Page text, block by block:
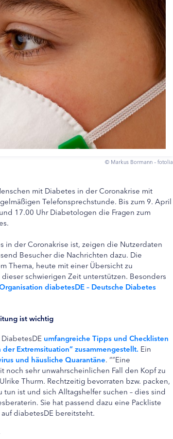
© Markus Bormann – fotolia
mit Diabetes in der Coronakrise mit
Telefonsprechstunde. Bis zum 9. April
17.00 Uhr Diabetologen die Fragen zum
in der Coronakrise ist, zeigen die Nutzerdaten
Besucher die Nachrichten dazu. Die
Thema, heute mit einer Übersicht zu
schwierigen Zeit unterstützen. Besonders
diabetesDE – Deutsche Diabetes
ist wichtig
umfangreiche Tipps und Checklisten
Extremsituation” zusammengestellt. Ein
und häusliche Quarantäne. “”Eine
sehr unwahrscheinlichen Fall den Kopf zu
Thurm. Rechtzeitig bevorraten bzw. packen,
ist und sich Alltagshelfer suchen – dies sind
Sie hat passend dazu eine Packliste
auf diabetesDE bereitsteht.